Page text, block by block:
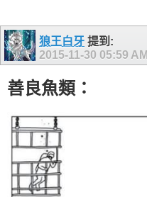
狼王白牙 提到:
2015-11-30 05:59 AM
善良魚類：